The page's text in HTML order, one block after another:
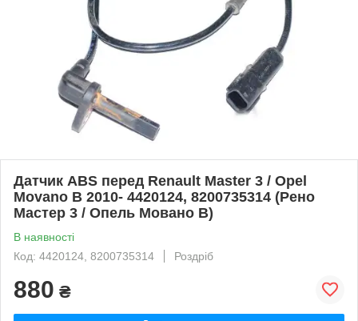
Датчик ABS перед Renault Master 3 / Opel
Movano B 2010- 4420124, 8200735314 (Рено
Мастер 3 / Опель Мовано B)
В наявності
Код: 4420124, 8200735314
Роздріб
880 ₴